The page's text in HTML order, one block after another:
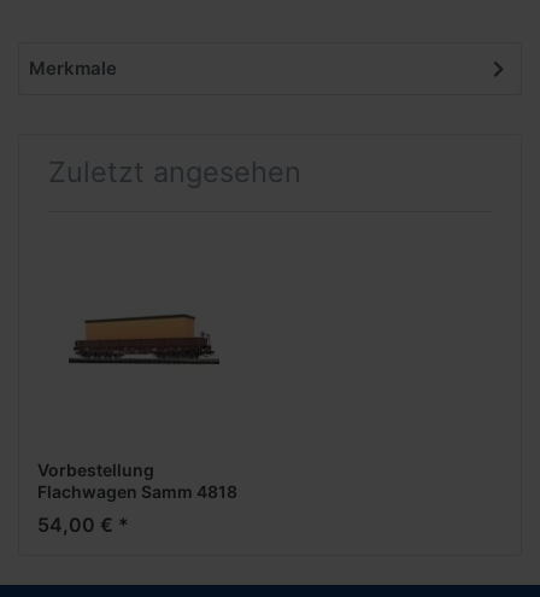
Merkmale
Zuletzt angesehen
Vorbestellung
Flachwagen Samm 4818
Kiste -1:120- ***Busch
News 01 2026***
54,00 € *